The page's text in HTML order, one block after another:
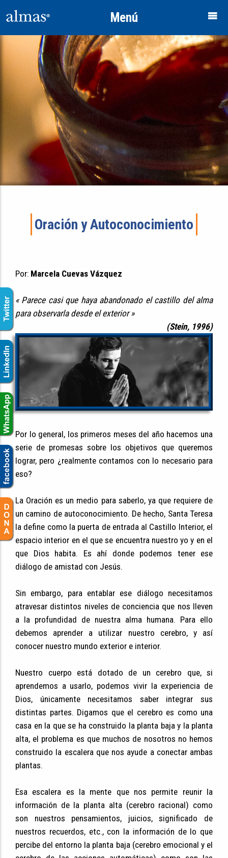
Menú
Oración y Autoconocimiento
Por: Marcela Cuevas Vázquez
« Parece casi que haya abandonado el castillo del alma
para observarla desde el exterior »
(Stein, 1996)
Por lo general, los primeros meses del año hacemos una
serie de promesas sobre los objetivos que queremos
lograr, pero ¿realmente contamos con lo necesario para
eso?
La Oración es un medio para saberlo, ya que requiere de
un camino de autoconocimiento. De hecho, Santa Teresa
la define como la puerta de entrada al Castillo Interior, el
espacio interior en el que se encuentra nuestro yo y en el
que Dios habita. Es ahí donde podemos tener ese
diálogo de amistad con Jesús.
Sin embargo, para entablar ese diálogo necesitamos
atravesar distintos niveles de conciencia que nos lleven
a la profundidad de nuestra alma humana. Para ello
debemos aprender a utilizar nuestro cerebro, y así
conocer nuestro mundo exterior e interior.
Nuestro cuerpo está dotado de un cerebro que, si
aprendemos a usarlo, podemos vivir la experiencia de
Dios, únicamente necesitamos saber integrar sus
distintas partes. Digamos que el cerebro es como una
casa en la que se ha construido la planta baja y la planta
alta, el problema es que muchos de nosotros no hemos
construido la escalera que nos ayude a conectar ambas
plantas.
Esa escalera es la mente que nos permite reunir la
información de la planta alta (cerebro racional) como
son nuestros pensamientos, juicios, significado de
nuestros recuerdos, etc., con la información de lo que
percibe del entorno la planta baja (cerebro emocional y el